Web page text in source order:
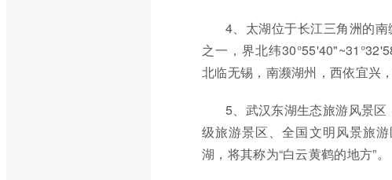
4、太湖位于长江三角洲的
之一，界北纬
北临无锡，南濒湖州，西依宜兴，
5、武汉东湖生态旅游风景
级旅游景区、全国文明风景旅
湖，将其称为“白云黄鹤的地方”。